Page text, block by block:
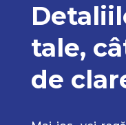
tale,
de